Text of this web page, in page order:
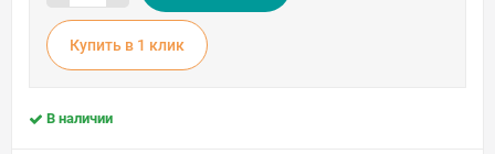
Купить в 1 клик
В наличии